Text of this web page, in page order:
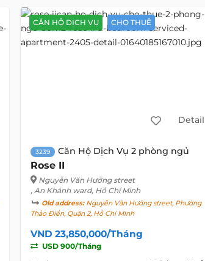
CĂN HỘ DỊCH VỤ CHO THUÊ
Detail
3239 Căn Hộ Dịch Vụ 2 phòng ngủ
Rose II
Nguyễn Văn Hưởng street
, An Khánh ward, Hồ Chí Minh
Old address:Nguyễn Văn Hưởng street, Phường
Thảo Điền, Quận 2, Hồ Chí Minh
VND 23,850,000/Tháng
USD 900/Tháng